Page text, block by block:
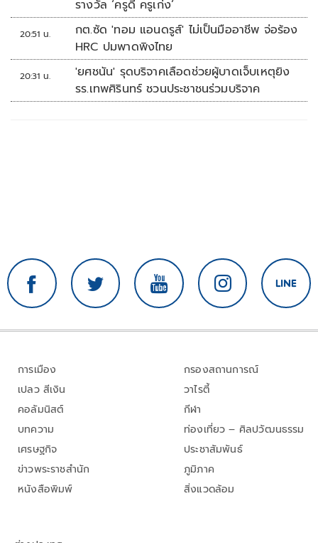
รางวัล ‘ครูดี ครูเก่ง’
20:51 น.
กต.ซัด 'ทอม แอนดรูส์' ไม่เป็นมืออาชีพ จ่อร้อง
HRC ปมพาดพิงไทย
20:31 น.
'ยศชนัน' รุดบริจาคเลือดช่วยผู้บาดเจ็บเหตุยิง
รร.เทพศิรินทร์ ชวนประชาชนร่วมบริจาค
การเมือง
เปลว สีเงิน
คอลัมนิสต์
บทความ
เศรษฐกิจ
ข่าวพระราชสำนัก
หนังสือพิมพ์
กรองสถานการณ์
วาไรตี้
กีฬา
ท่องเที่ยว – ศิลปวัฒนธรรม
ประชาสัมพันธ์
ภูมิภาค
สิ่งแวดล้อม